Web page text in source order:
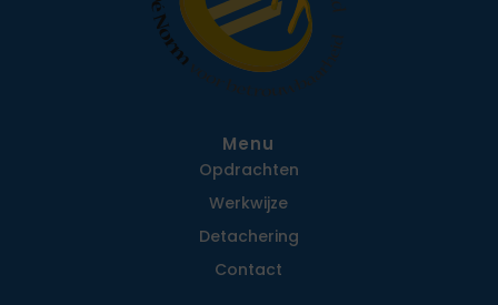
Menu
Opdrachten
Werkwijze
Detachering
Contact